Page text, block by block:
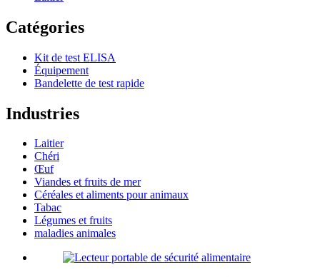
Catégories
Kit de test ELISA
Équipement
Bandelette de test rapide
Industries
Laitier
Chéri
Œuf
Viandes et fruits de mer
Céréales et aliments pour animaux
Tabac
Légumes et fruits
maladies animales